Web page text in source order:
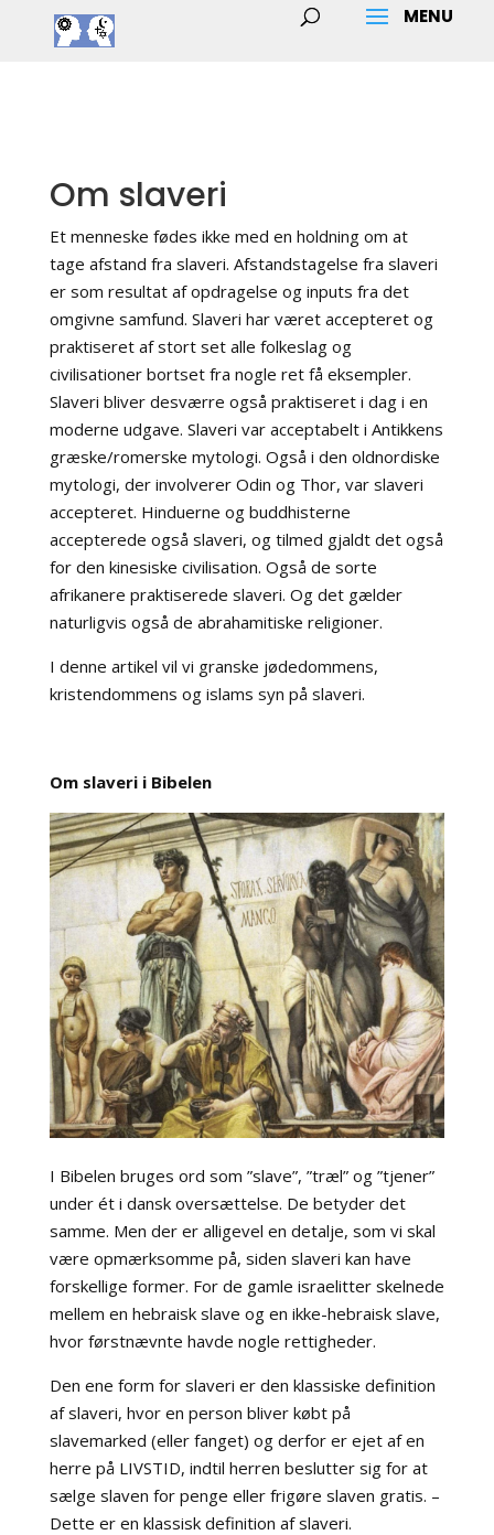
Om slaveri
Et menneske fødes ikke med en holdning om at
tage afstand fra slaveri. Afstandstagelse fra slaveri
er som resultat af opdragelse og inputs fra det
omgivne samfund. Slaveri har været accepteret og
praktiseret af stort set alle folkeslag og
civilisationer bortset fra nogle ret få eksempler.
Slaveri bliver desværre også praktiseret i dag i en
moderne udgave. Slaveri var acceptabelt i Antikkens
græske/romerske mytologi. Også i den oldnordiske
mytologi, der involverer Odin og Thor, var slaveri
accepteret. Hinduerne og buddhisterne
accepterede også slaveri, og tilmed gjaldt det også
for den kinesiske civilisation. Også de sorte
afrikanere praktiserede slaveri. Og det gælder
naturligvis også de abrahamitiske religioner.
I denne artikel vil vi granske jødedommens,
kristendommens og islams syn på slaveri.
Om slaveri i Bibelen
I Bibelen bruges ord som ”slave”, ”træl” og ”tjener”
under ét i dansk oversættelse. De betyder det
samme. Men der er alligevel en detalje, som vi skal
være opmærksomme på, siden slaveri kan have
forskellige former. For de gamle israelitter skelnede
mellem en hebraisk slave og en ikke-hebraisk slave,
hvor førstnævnte havde nogle rettigheder.
Den ene form for slaveri er den klassiske definition
af slaveri, hvor en person bliver købt på
slavemarked (eller fanget) og derfor er ejet af en
herre på LIVSTID, indtil herren beslutter sig for at
sælge slaven for penge eller frigøre slaven gratis. –
Dette er en klassisk definition af slaveri.